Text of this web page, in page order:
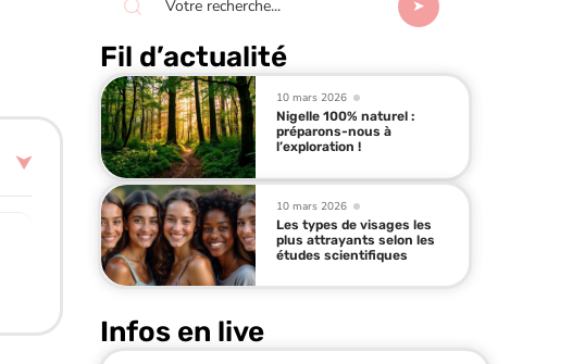
Fil d’actualité
10 mars 2026
Nigelle 100% naturel :
préparons-nous à
l’exploration !
10 mars 2026
Les types de visages les
plus attrayants selon les
études scientifiques
Infos en live